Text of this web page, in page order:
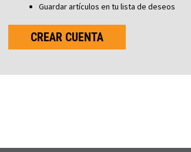
Guardar artículos en tu lista de deseos
CREAR CUENTA